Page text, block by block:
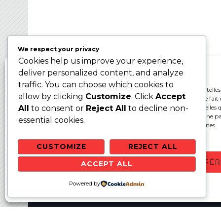
Gérer le consentement aux cookies
Pour offrir les meilleures expériences, nous utilisons des technologies
cookies pour stocker et/ou accéder aux informations des appareils. Le fait
consentir à ces technologies nous permettra de traiter des données telles
comportement de navigation ou les ID uniques sur ce site. Le fait de ne
ou de retirer son consentement peut avoir un effet négatif sur certaines
REFUSER VOIR LES
Politique de cookies Politique de confidentialité
We respect your privacy
Cookies help us improve your experience,
deliver personalized content, and analyze
traffic. You can choose which cookies to
allow by clicking Customize. Click Accept
All to consent or Reject All to decline non-
essential cookies.
CUSTOMIZE
REJECT ALL
ACCEPT ALL
Powered by